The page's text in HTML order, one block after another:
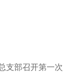
支部召开第一次